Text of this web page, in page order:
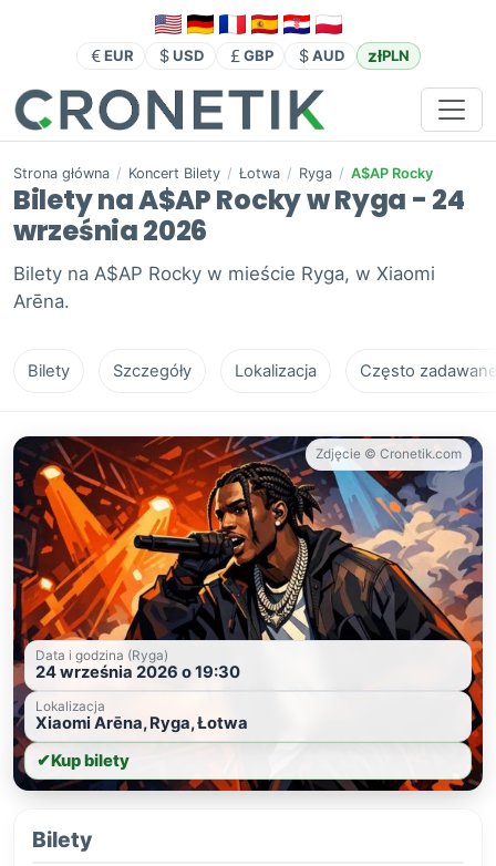
EUR USD GBP AUD złPLN
Strona główna / Koncert Bilety / Łotwa / Ryga / A$AP Rocky
Bilety na A$AP Rocky w Ryga - 24
września 2026
Bilety na A$AP Rocky w mieście Ryga, w Xiaomi
Arēna.
Bilety Szczegóły Lokalizacja Często
Zdjęcie © Cronetik.com
Data i godzina (Ryga)
24 września 2026 o 19:30
Lokalizacja
Xiaomi Arēna, Ryga, Łotwa
✔Kup bilety
Bilety